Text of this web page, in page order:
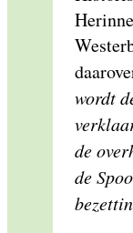
wordt
de
de